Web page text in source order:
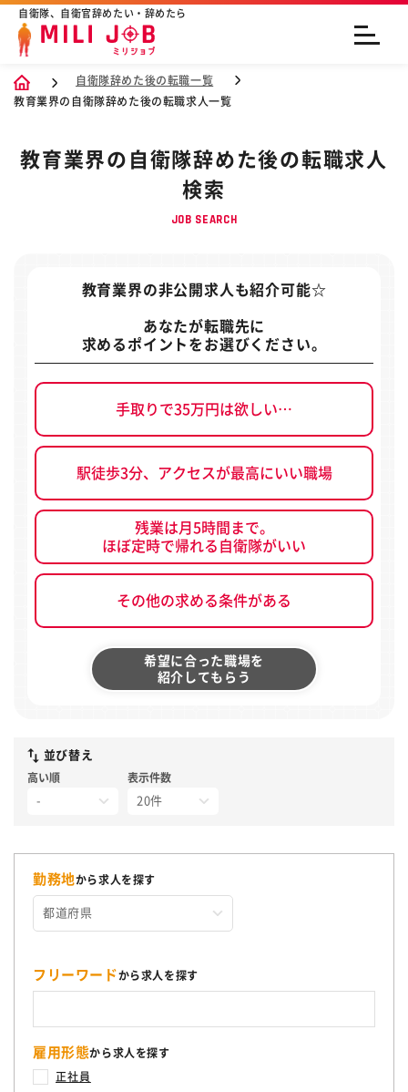
自衛隊、自衛官辞めたい・辞めたら
自衛隊辞めた後の転職一覧
教育業界の自衛隊辞めた後の転職求人一覧
教育業界の自衛隊辞めた後の転職求人
検索
JOB SEARCH
教育業界の非公開求人 も紹介可能☆
あなたが転職先に
求めるポイントをお選びください。
手取りで35万円は欲しい…
駅徒歩3分、アクセスが最高にいい職場
残業は月5時間まで。
ほぼ定時で帰れる自衛隊がいい
その他の求める条件がある
希望に合った職場を
紹介してもらう
並び替え
高い順 表示件数
勤務地から求人を探す
フリーワードから求人を探す
雇用形態から求人を探す
正社員